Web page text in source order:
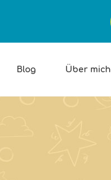
Blog Über mich